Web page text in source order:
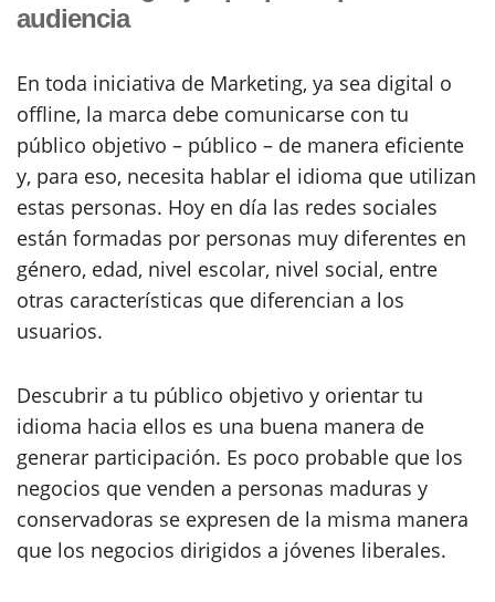
audiencia
En toda iniciativa de Marketing, ya sea digital o
offline, la marca debe comunicarse con tu
público objetivo – público – de manera eficiente
y, para eso, necesita hablar el idioma que utilizan
estas personas. Hoy en día las redes sociales
están formadas por personas muy diferentes en
género, edad, nivel escolar, nivel social, entre
otras características que diferencian a los
usuarios.
Descubrir a tu público objetivo y orientar tu
idioma hacia ellos es una buena manera de
generar participación. Es poco probable que los
negocios que venden a personas maduras y
conservadoras se expresen de la misma manera
que los negocios dirigidos a jóvenes liberales.